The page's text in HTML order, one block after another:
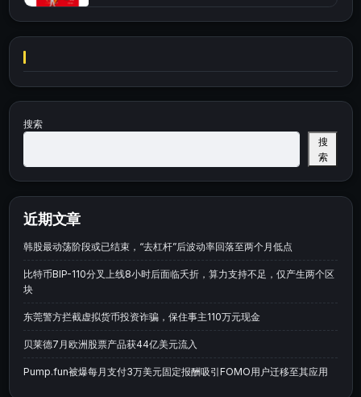
搜索
搜
索
近期文章
韩股最动荡阶段或已结束，“去杠杆”后波动率回落至两个月低点
比特币BIP-110分叉上线8小时后面临夭折，算力支持不足，仅产生两个区
块
东莞警方拦截虚拟货币投资诈骗，保住事主110万元现金
贝莱德7月欧洲股票产品获44亿美元流入
Pump.fun被爆每月支付3万美元固定报酬吸引FOMO用户迁移至其应用